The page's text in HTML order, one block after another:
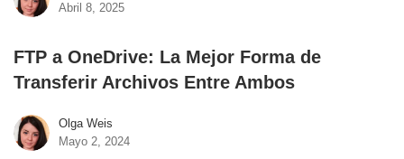
Abril 8, 2025
FTP a OneDrive: La Mejor Forma de
Transferir Archivos Entre Ambos
Olga Weis
Mayo 2, 2024